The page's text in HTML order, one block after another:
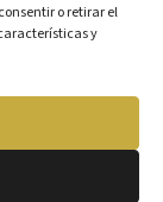
o retirar el
y